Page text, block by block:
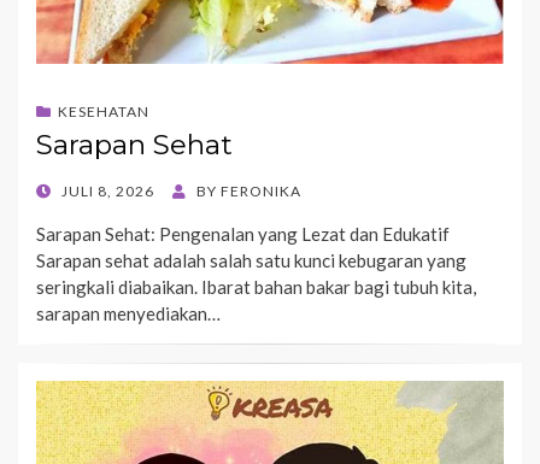
KESEHATAN
Sarapan Sehat
POSTEDJULI 8, 2026 BY FERONIKA
Sarapan Sehat: Pengenalan yang Lezat dan Edukatif
Sarapan sehat adalah salah satu kunci kebugaran yang
seringkali diabaikan. Ibarat bahan bakar bagi tubuh kita,
sarapan menyediakan…